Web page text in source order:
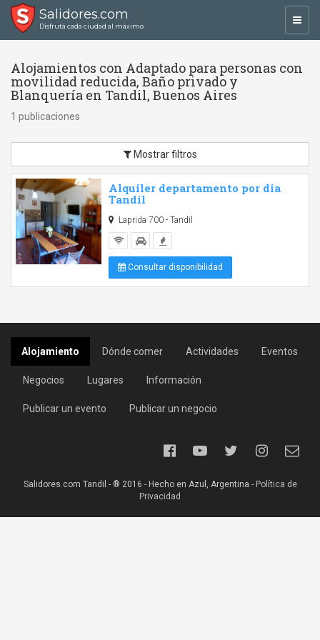
Salidores.com
Disfrutá cada ciudad al máximo
Alojamientos con Adaptado para personas con
movilidad reducida, Baño privado y
Blanquería en Tandil, Buenos Aires
1 publicaciones
Mostrar filtros
Alquiler departamento por dia
Tandil
Laprida 700 - Tandil
Consultar disponibilidad
Alojamiento Dónde comer Actividades Eventos
Negocios Lugares Información
Publicar un evento Publicar un negocio
Salidores.com Tandil - ® 2016 - Hecho en Azul, Argentina - Política de
Privacidad